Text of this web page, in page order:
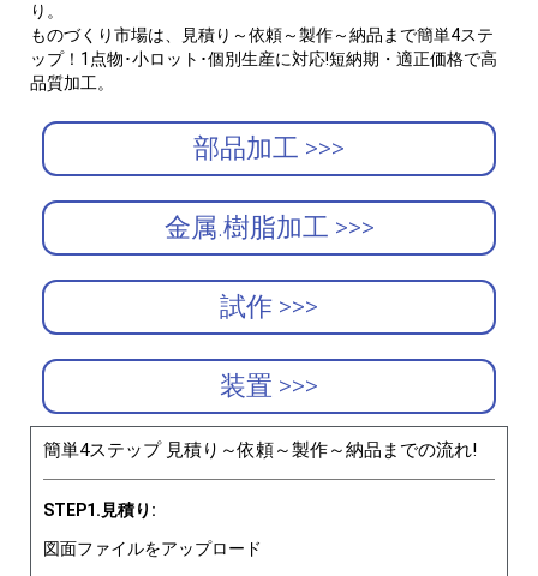
り。
ものづくり市場は、見積り～依頼～製作～納品まで簡単4ステ
ップ！1点物･小ロット･個別生産に対応!短納期・適正価格で高
品質加工。
部品加工 >>>
金属.樹脂加工 >>>
試作 >>>
装置 >>>
簡単4ステップ 見積り～依頼～製作～納品までの流れ!
STEP1.見積り:
図面ファイルをアップロード